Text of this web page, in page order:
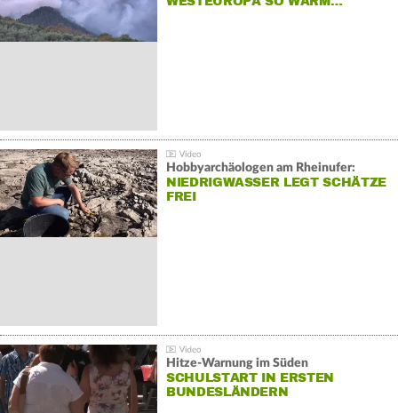
Hobbyarchäologen am Rheinufer:
NIEDRIGWASSER LEGT SCHÄTZE
FREI
Hitze-Warnung im Süden
SCHULSTART IN ERSTEN
BUNDESLÄNDERN